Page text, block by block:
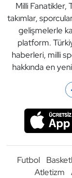
Milli Fanatikler,
takımlar,
gelişmelerle
platform.
haberleri, milli
hakkında en
Futbol
Atletizm